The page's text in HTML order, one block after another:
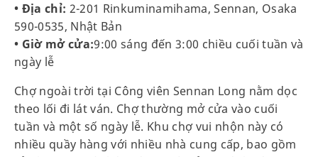
• Địa chỉ: 2-201 Rinkuminamihama, Sennan, Osaka
590-0535, Nhật Bản
• Giờ mở cửa:9:00 sáng đến 3:00 chiều cuối tuần và
ngày lễ
Chợ ngoài trời tại Công viên Sennan Long nằm dọc
theo lối đi lát ván. Chợ thường mở cửa vào cuối
tuần và một số ngày lễ. Khu chợ vui nhộn này có
nhiều quầy hàng với nhiều nhà cung cấp, bao gồm